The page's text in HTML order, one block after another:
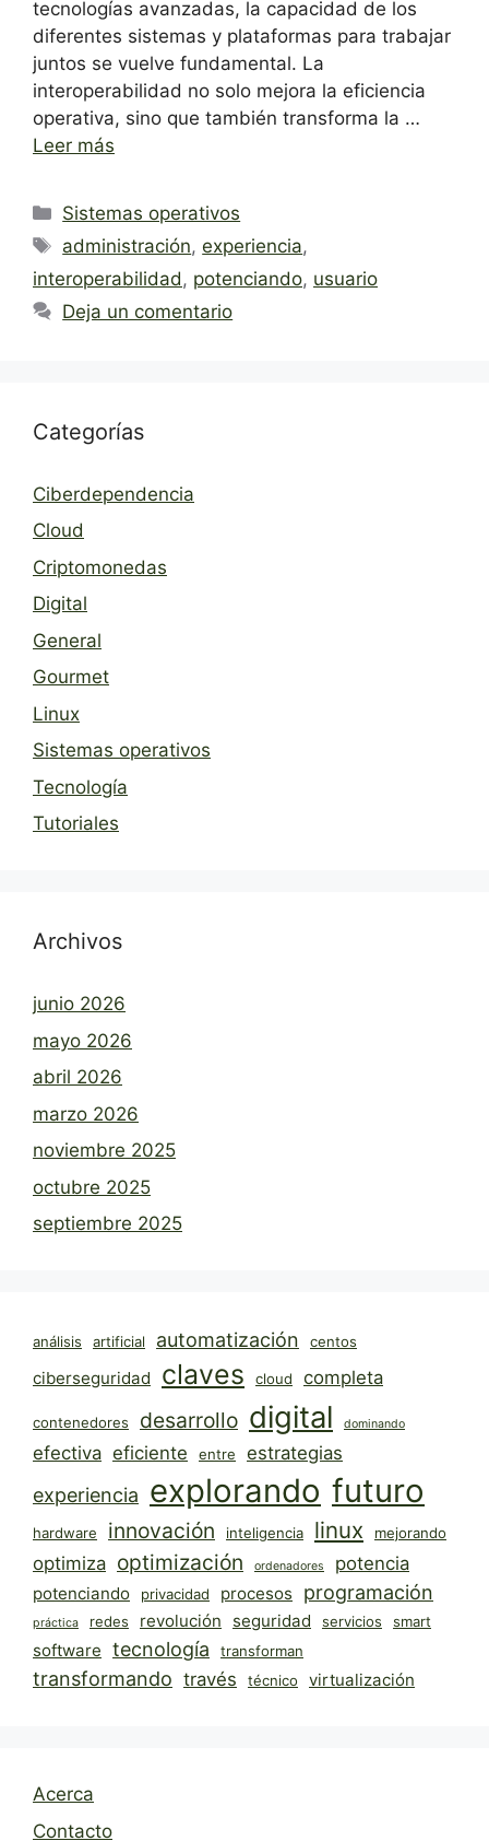
tecnologías avanzadas, la capacidad de los
diferentes sistemas y plataformas para trabajar
juntos se vuelve fundamental. La
interoperabilidad no solo mejora la eficiencia
operativa, sino que también transforma la …
Leer más
Categorías
Sistemas operativos
Etiquetas
administración,experiencia,
interoperabilidad , potenciando, usuario
Deja un comentario
Categorías
Ciberdependencia
Cloud
Criptomonedas
Digital
General
Gourmet
Linux
Sistemas operativos
Tecnología
Tutoriales
Archivos
junio 2026
mayo 2026
abril 2026
marzo 2026
noviembre 2025
octubre 2025
septiembre 2025
análisis artificial automatización centos
ciberseguridad claves cloud completa
contenedores desarrollo digital dominando
efectiva eficiente entre estrategias
experiencia explorando futuro
hardware innovación inteligencia linux mejorando
optimiza optimización ordenadores potencia
potenciando privacidad procesos programación
práctica redes revolución seguridad servicios smart
software tecnología transforman
transformando través técnico virtualización
Acerca
Contacto